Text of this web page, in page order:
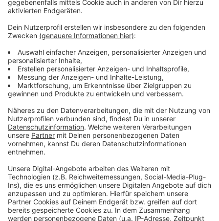
schwerwiegende Komplikationen.
Anzeige
Weitere Infos und Links zum Thema:
Anzeige
Grippeimpfung – Wer sollte über ein Impfung
nachdenken
Hier gibt es eine aktuelle Übersicht über die
impfenden Apotheken
Düsseldorf: Grippeschutzimpfungen beginnen
Anzeige